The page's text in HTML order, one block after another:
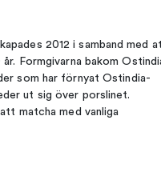
2012 i samband med
Formgivarna bakom
som har förnyat Ostindia-
ut sig över porslinet.
matcha med vanliga